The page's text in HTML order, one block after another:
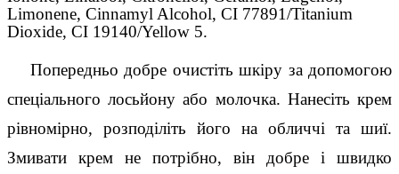
Limonene, Cinnamyl Alcohol, CI 77891/Titanium
Dioxide, CI 19140/Yellow 5.
Попередньо добре очистіть шкіру за допомогою
спеціального лосьйону або молочка. Нанесіть крем
рівномірно, розподіліть його на обличчі та шиї.
Змивати крем не потрібно, він добре і швидко